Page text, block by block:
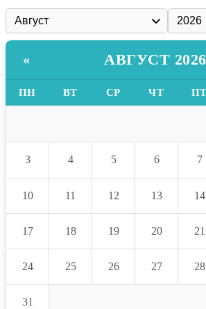
« АВГУСТ 2026
ПН ВТ СР ЧТ ПТ
3 4 5 6 7
10 11 12 13 14
17 18 19 20 21
24 25 26 27 28
31